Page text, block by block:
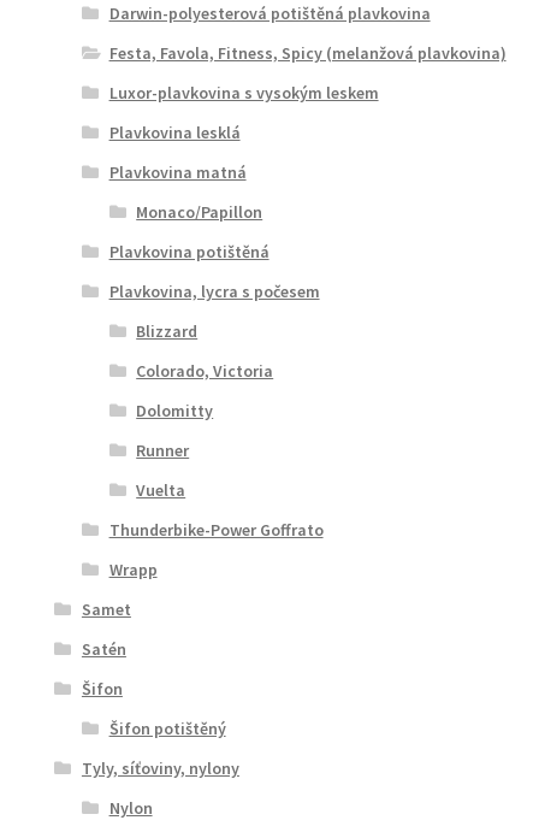
Darwin-polyesterová potištěná plavkovina
Festa, Favola, Fitness, Spicy (melanžová plavkovina)
Luxor-plavkovina s vysokým leskem
Plavkovina lesklá
Plavkovina matná
Monaco/Papillon
Plavkovina potištěná
Plavkovina, lycra s počesem
Blizzard
Colorado, Victoria
Dolomitty
Runner
Vuelta
Thunderbike-Power Goffrato
Wrapp
Samet
Satén
Šifon
Šifon potištěný
Tyly, síťoviny, nylony
Nylon